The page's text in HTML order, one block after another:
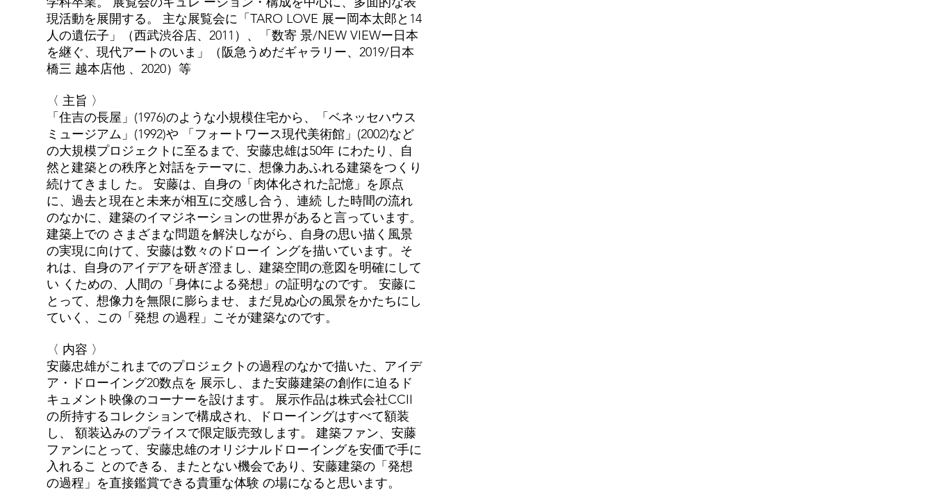
現活動を展開する。 主な展覧会に「TARO LOVE 展ー岡本太郎と14
人の遺伝子」（西武渋谷店、2011）、「数寄 景/NEW VIEWー日本
を継ぐ、現代アートのいま」（阪急うめだギャラリー、2019/日本
橋三 越本店他 、2020）等
〈 主旨 〉
「住吉の長屋」(1976)のような小規模住宅から、「ベネッセハウス
ミュージアム」(1992)や 「フォートワース現代美術館」(2002)など
の大規模プロジェクトに至るまで、安藤忠雄は50年 にわたり、自
然と建築との秩序と対話をテーマに、想像力あふれる建築をつくり
続けてきまし た。 安藤は、自身の「肉体化された記憶」を原点
に、過去と現在と未来が相互に交感し合う、連続 した時間の流れ
のなかに、建築のイマジネーションの世界があると言っています。
建築上での さまざまな問題を解決しながら、自身の思い描く風景
の実現に向けて、安藤は数々のドローイ ングを描いています。そ
れは、自身のアイデアを研ぎ澄まし、建築空間の意図を明確にして
い くための、人間の「身体による発想」の証明なのです。 安藤に
とって、想像力を無限に膨らませ、まだ見ぬ心の風景をかたちにし
ていく、この「発想 の過程」こそが建築なのです。
〈 内容 〉
安藤忠雄がこれまでのプロジェクトの過程のなかで描いた、アイデ
ア・ドローイング20数点を 展示し、また安藤建築の創作に迫るド
キュメント映像のコーナーを設けます。 展示作品は株式会社CCII
の所持するコレクションで構成され、ドローイングはすべて額装
し、 額装込みのプライスで限定販売致します。 建築ファン、安藤
ファンにとって、安藤忠雄のオリジナルドローイングを安価で手に
入れるこ とのできる、またとない機会であり、安藤建築の「発想
の過程」を直接鑑賞できる貴重な体験 の場になると思います。